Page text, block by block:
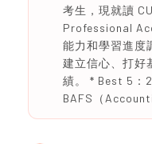
考生，現就讀
Professional
能力和學習進度
建立信心、打好
績。 * Best 5：
BAFS（